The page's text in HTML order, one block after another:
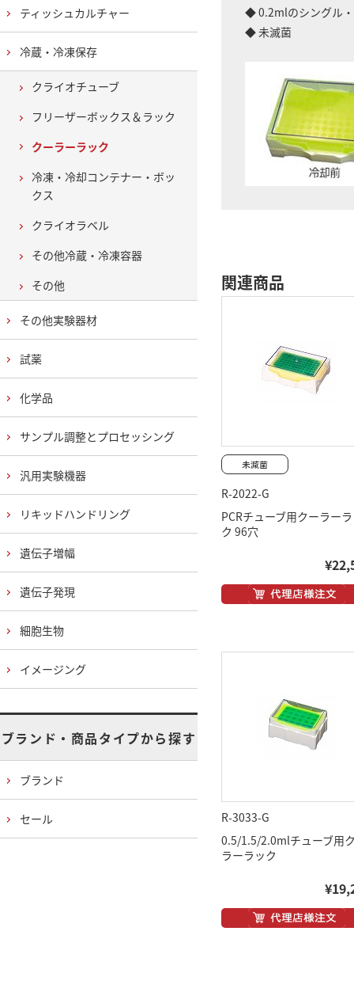
◆ 0.2mlのシングル・
◆ 未滅菌
関連商品
R-2022-G
PCRチューブ用クーラー
ク 96穴
R-3033-G
0.5/1.5/2.0mlチューブ用
ラーラック
ティッシュカルチャー
冷蔵・冷凍保存
クライオチューブ
フリーザーボックス＆ラック
クーラーラック
冷凍・冷却コンテナー・ボッ
クス
クライオラベル
その他冷蔵・冷凍容器
その他
その他実験器材
試薬
化学品
サンプル調整とプロセッシング
汎用実験機器
リキッドハンドリング
遺伝子増幅
遺伝子発現
細胞生物
イメージング
ブランド・商品タイプから探す
ブランド
セール